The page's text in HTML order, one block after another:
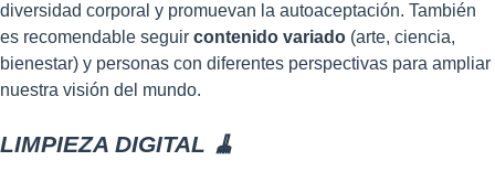
diversidad corporal y promuevan la autoaceptación. También
es recomendable seguir contenido variado (arte, ciencia,
bienestar) y personas con diferentes perspectivas para ampliar
nuestra visión del mundo.
LIMPIEZA DIGITAL 🧹